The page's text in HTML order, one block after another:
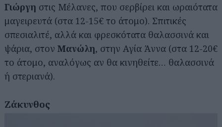
Γιώργη στις Μέλανες, που σερβίρει και ωραιότατα
μαγειρευτά (στα 12-15€ το άτομο). Σπιτικές
σπεσιαλιτέ, αλλά και φρεσκότατα θαλασσινά και
ψάρια, στον Μανώλη, στην Αγία Άννα (στα 12-20€
το άτομο, αναλόγως αν θα κινηθείτε… θαλασσινά
ή στεριανά).
Ζάκυνθος